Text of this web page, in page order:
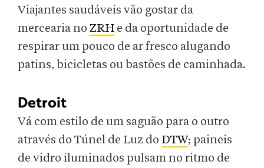
Viajantes saudáveis vão gostar da
mercearia no ZRH e da oportunidade de
respirar um pouco de ar fresco alugando
patins, bicicletas ou bastões de caminhada.
Detroit
Vá com estilo de um saguão para o outro
através do Túnel de Luz do DTW; paineis
de vidro iluminados pulsam no ritmo de